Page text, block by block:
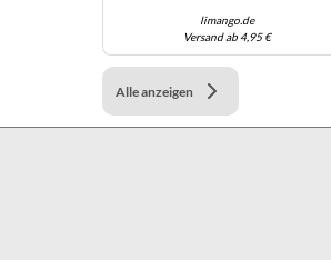
limango.de
Versand ab 4,95 €
Alle anzeigen